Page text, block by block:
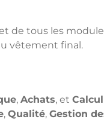
de tous les
vêtement final.
, Achats, et
, Qualité, Gestion